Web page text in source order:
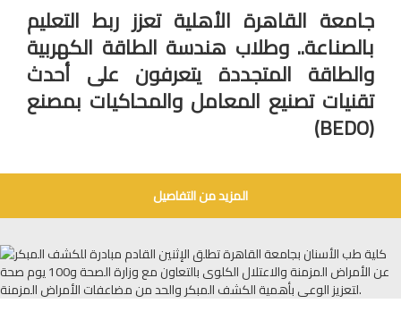
جامعة القاهرة الأهلية تعزز ربط التعليم
بالصناعة.. وطلاب هندسة الطاقة الكهربية
والطاقة المتجددة يتعرفون على أحدث
تقنيات تصنيع المعامل والمحاكيات بمصنع
(BEDO)
المزيد من التفاصيل